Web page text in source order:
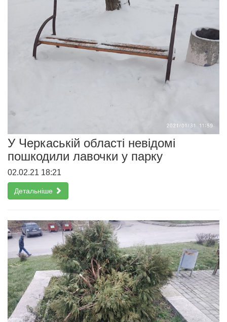
У Черкаській області невідомі
пошкодили лавочки у парку
02.02.21 18:21
Детальніше